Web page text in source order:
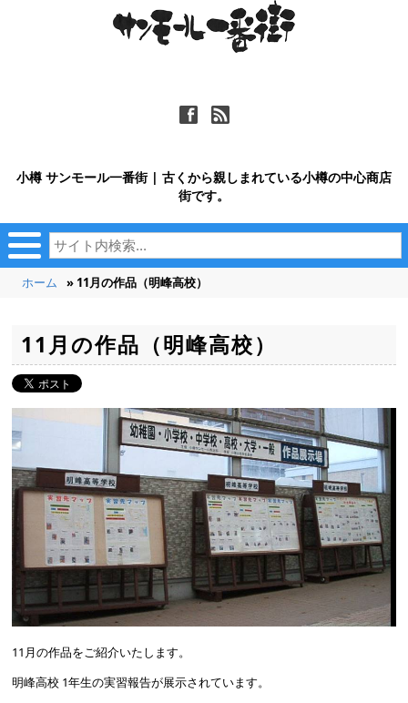
ä ñ
小樽 サンモール一番街 | 古くから親しまれている小樽の中心商店
街です。
ホーム » 11月の作品（明峰高校）
11月の作品（明峰高校）
11月の作品をご紹介いたします。
明峰高校 1年生の実習報告が展示されています。